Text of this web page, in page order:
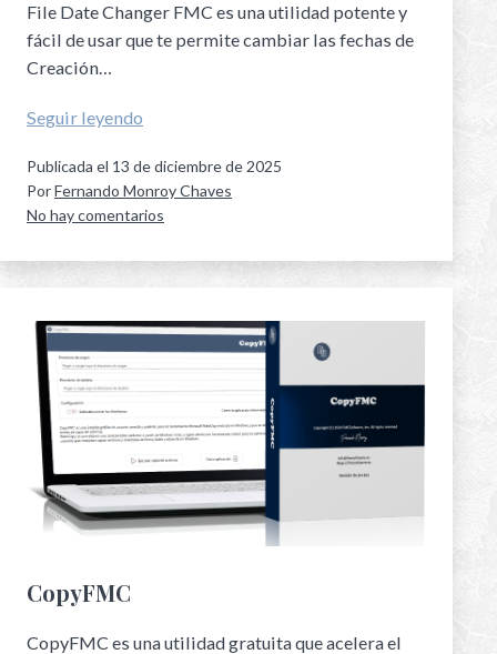
File Date Changer FMC es una utilidad potente y
fácil de usar que te permite cambiar las fechas de
Creación…
Seguir leyendo
Publicada el 13 de diciembre de 2025
PorFernando Monroy Chaves
No hay comentarios
CopyFMC
CopyFMC es una utilidad gratuita que acelera el